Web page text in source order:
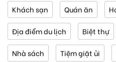
Khách sạn Quán ăn
Địa điểm du lịch Biệt thự
Nhà sách Tiệm giặt ủi